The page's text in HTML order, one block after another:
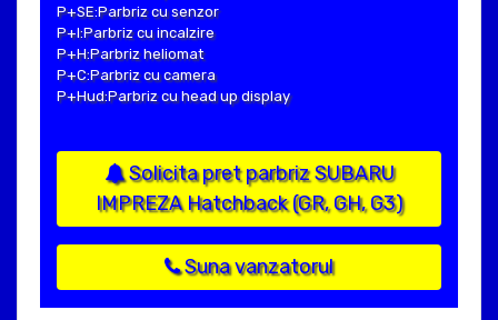
P+SE:Parbriz cu senzor
P+I:Parbriz cu incalzire
P+H:Parbriz heliomat
P+C:Parbriz cu camera
P+Hud:Parbriz cu head up display
Solicita pret parbriz SUBARU
IMPREZA Hatchback (GR, GH, G3)
Suna vanzatorul